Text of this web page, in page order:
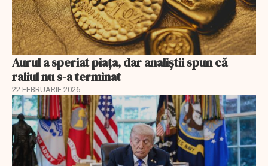
Aurul a speriat piața, dar analiștii spun că
raliul nu s-a terminat
22 FEBRUARIE 2026